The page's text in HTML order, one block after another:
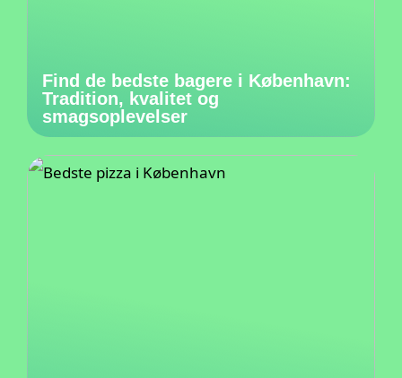
Find de bedste bagere i København:
Tradition, kvalitet og
smagsoplevelser